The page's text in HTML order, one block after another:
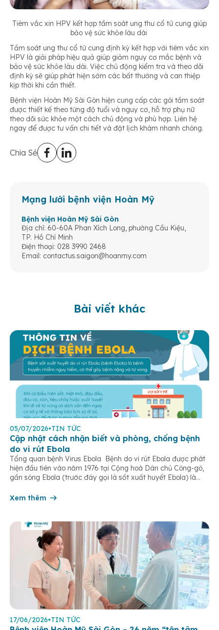
Tiêm vắc xin HPV kết hợp tầm soát ung thư cổ tử cung giúp
bảo vệ sức khỏe lâu dài
Tầm soát ung thư cổ tử cung định kỳ kết hợp với tiêm vắc xin
HPV là giải pháp hiệu quả giúp giảm nguy cơ mắc bệnh và
bảo vệ sức khỏe lâu dài. Việc chủ động kiểm tra và theo dõi
định kỳ sẽ giúp phát hiện sớm các bất thường và can thiệp
kịp thời khi cần thiết.
Bệnh viện Hoàn Mỹ Sài Gòn hiện cung cấp các gói tầm soát
được thiết kế theo từng độ tuổi và nguy cơ, hỗ trợ phụ nữ
theo dõi sức khỏe một cách chủ động và phù hợp. Liên hệ
ngay để được tư vấn chi tiết và đặt lịch khám nhanh chóng.
Chia Sẻ
Mạng lưới bệnh viện Hoàn Mỹ
Bệnh viện Hoàn Mỹ Sài Gòn
Địa chỉ: 60-60A Phan Xích Long, phường Cầu Kiệu,
TP. Hồ Chí Minh
Điện thoại: 028 3990 2468
Email: contactus.saigon@hoanmy.com
Bài viết khác
05/07/2026•TIN TỨC
Cập nhật cách nhận biết và phòng, chống bệnh
do vi rút Ebola
Tổng quan bệnh Virus Ebola Bệnh do vi rút Ebola được phát
hiện đầu tiên vào năm 1976 tại Cộng hoà Dân chủ Công-gô,
gần sông Ebola (trước đây gọi là sốt xuất huyết Ebola) là
dịch. Bệnh lây truyền do tiếp xúc trực […]
Xem thêm
17/06/2026•TIN TỨC